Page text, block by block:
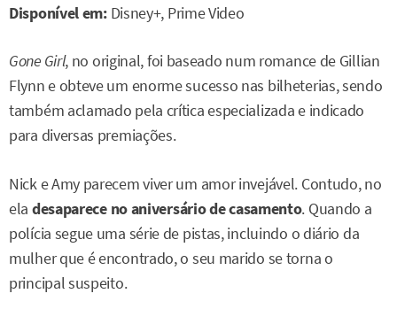
Disponível em: Disney+, Prime Video
Gone Girl, no original, foi baseado num romance de Gillian
Flynn e obteve um enorme sucesso nas bilheterias, sendo
também aclamado pela crítica especializada e indicado
para diversas premiações.
Nick e Amy parecem viver um amor invejável. Contudo, no
ela desaparece no aniversário de casamento. Quando a
polícia segue uma série de pistas, incluindo o diário da
mulher que é encontrado, o seu marido se torna o
principal suspeito.